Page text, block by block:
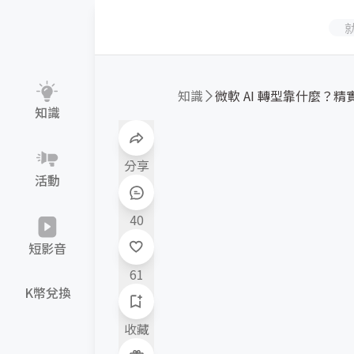
知識
活動
短影音
K幣兌換
分享
40
61
收藏
知識 微軟 AI 轉型靠什麼？精